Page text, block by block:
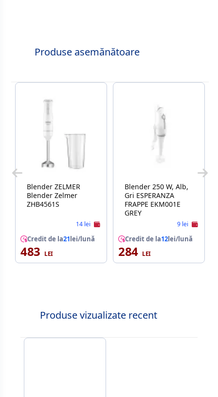
Produse asemănătoare
Blender ZELMER
Blender Zelmer
ZHB4561S
14 lei
Credit de la21lei/lună
483
Blender 250 W, Alb,
Gri ESPERANZA
FRAPPE EKM001E
GREY
9 lei
Credit de la12lei/lună
284
Produse vizualizate recent